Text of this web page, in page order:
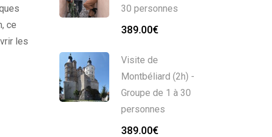
ce
les
30 personnes
389.00€
Visite de
Montbéliard (2h) -
Groupe de 1 à 30
personnes
389.00€